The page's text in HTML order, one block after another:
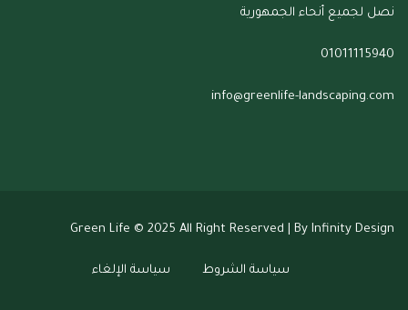
نصل لجميع أنحاء الجمهورية
01011115940
info@greenlife-landscaping.com
Green Life © 2025 All Right Reserved | By Infinity Design
سياسة الشروط سياسة الإلغاء